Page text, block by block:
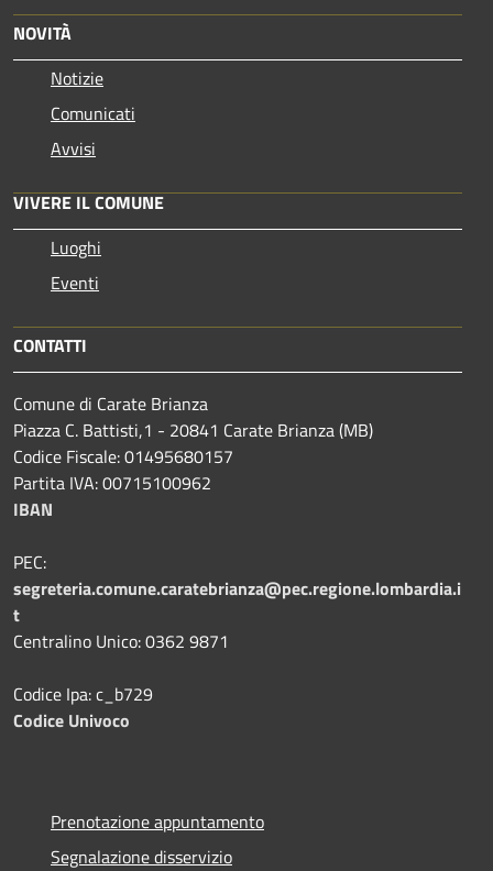
NOVITÀ
Notizie
Comunicati
Avvisi
VIVERE IL COMUNE
Luoghi
Eventi
CONTATTI
Comune di Carate Brianza
Piazza C. Battisti,1 - 20841 Carate Brianza (MB)
Codice Fiscale: 01495680157
Partita IVA: 00715100962
IBAN
PEC:
segreteria.comune.caratebrianza@pec.regione.lombardia.i
t
Centralino Unico: 0362 9871
Codice Ipa: c_b729
Codice Univoco
Prenotazione appuntamento
Segnalazione disservizio